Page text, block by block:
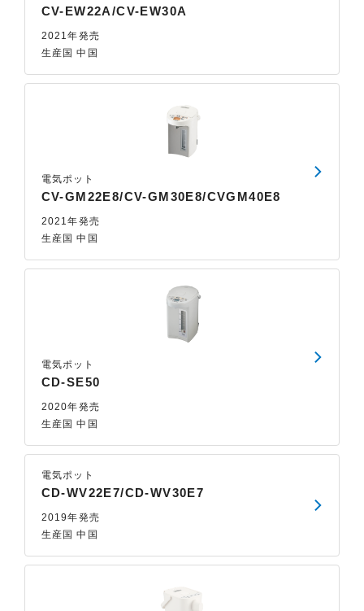
CV-EW22A/CV-EW30A
2021年発売
生産国 中国
電気ポット
CV-GM22E8/CV-GM30E8/CVGM40E8
2021年発売
生産国 中国
電気ポット
CD-SE50
2020年発売
生産国 中国
電気ポット
CD-WV22E7/CD-WV30E7
2019年発売
生産国 中国